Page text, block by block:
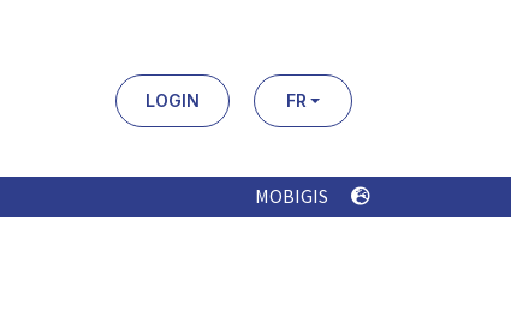
LOGIN FR
MOBIGIS